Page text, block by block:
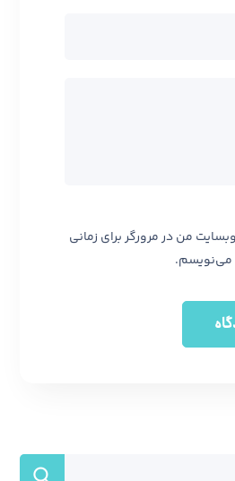
من در مرورگر برای زمانی
می‌نویسم.